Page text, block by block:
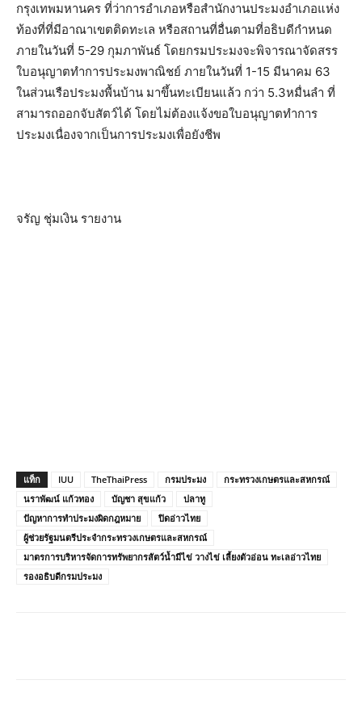
กรุงเทพมหานคร ที่ว่าการอำเภอหรือสำนักงานประมงอำเภอแห่ง
ท้องที่ที่มีอาณาเขตติดทะเล หรือสถานที่อื่นตามที่อธิบดีกำหนด
ภายในวันที่ 5-29 กุมภาพันธ์ โดยกรมประมงจะพิจารณาจัดสรร
ใบอนุญาตทำการประมงพาณิชย์ ภายในวันที่ 1-15 มีนาคม 63
ในส่วนเรือประมงพื้นบ้าน มาขึ้นทะเบียนแล้ว กว่า 5.3หมื่นลำ ที่
สามารถออกจับสัตว์ได้ โดยไม่ต้องแจ้งขอใบอนุญาตทำการ
ประมงเนื่องจากเป็นการประมงเพื่อยังชีพ
จรัญ ชุ่มเงิน รายงาน
แท็ก IUU TheThaiPress กรมประมง
กระทรวงเกษตรและสหกรณ์
นราพัฒน์ แก้วทอง
บัญชา สุขแก้ว
ปลาทู
ปัญหาการทำประมงผิดกฎหมาย
ปิดอ่าวไทย
ผู้ช่วยรัฐมนตรีประจำกระทรวงเกษตรและสหกรณ์
มาตรการบริหารจัดการทรัพยากรสัตว์น้ำมีไข่ วางไข่ เลี้ยงตัวอ่อน ทะเลอ่าวไทย
รองอธิบดีกรมประมง